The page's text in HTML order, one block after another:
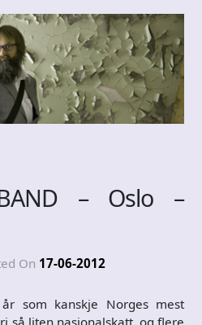
– Oslo –
On 17-06-2012
som kanskje Norges mest
så liten nasjonalskatt, og flere